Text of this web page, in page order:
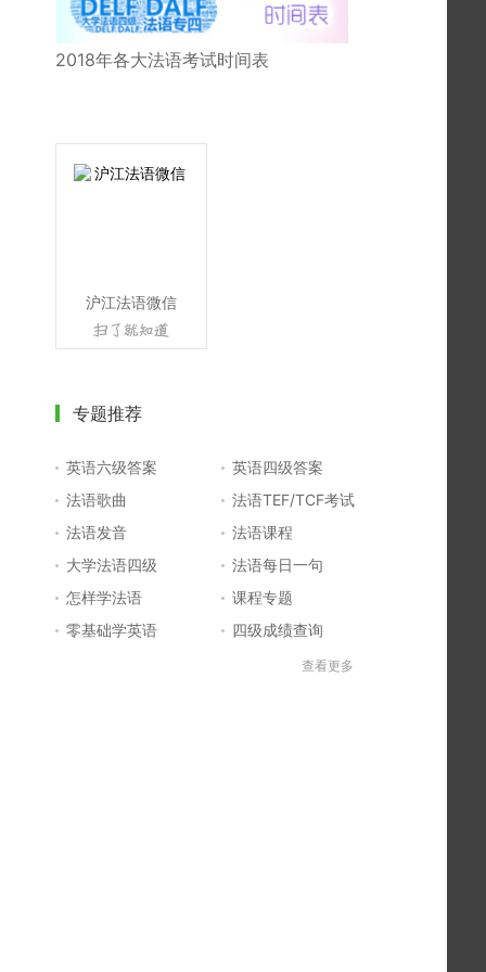
2018年各大法语考试时间表
沪江法语微信
专题推荐
英语六级答案
英语四级答案
法语歌曲
法语TEF/TCF考试
法语发音
法语课程
大学法语四级
法语每日一句
怎样学法语
课程专题
零基础学英语
四级成绩查询
四六级成绩查询
查看更多